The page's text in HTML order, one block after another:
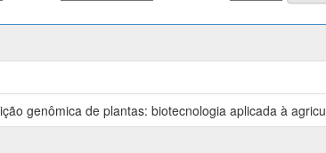
genômica de plantas: biotecnologia aplicada à